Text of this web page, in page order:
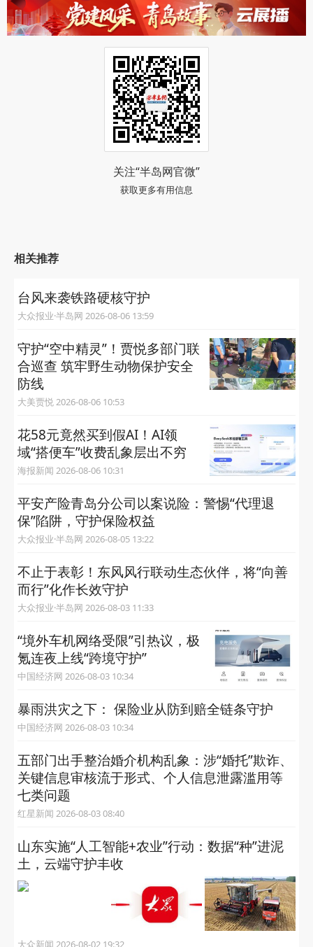
关注“半岛网官微”
获取更多有用信息
相关推荐
台风来袭铁路硬核守护
大众报业·半岛网 2026-08-06 13:59
守护“空中精灵”！贾悦多部门联
合巡查 筑牢野生动物保护安全
防线
大美贾悦 2026-08-06 10:53
花58元竟然买到假AI！AI领
域“搭便车”收费乱象层出不穷
海报新闻 2026-08-06 10:31
平安产险青岛分公司以案说险：警惕“代理退
保”陷阱，守护保险权益
大众报业·半岛网 2026-08-05 13:22
不止于表彰！东风风行联动生态伙伴，将“向善
而行”化作长效守护
大众报业·半岛网 2026-08-03 11:33
“境外车机网络受限”引热议，极
氪连夜上线“跨境守护”
中国经济网 2026-08-03 10:34
暴雨洪灾之下： 保险业从防到赔全链条守护
中国经济网 2026-08-03 10:34
五部门出手整治婚介机构乱象：涉“婚托”欺诈、
关键信息审核流于形式、个人信息泄露滥用等
七类问题
红星新闻 2026-08-03 08:40
山东实施“人工智能+农业”行动：数据“种”进泥
土，云端守护丰收
大众新闻 2026-08-02 19:32